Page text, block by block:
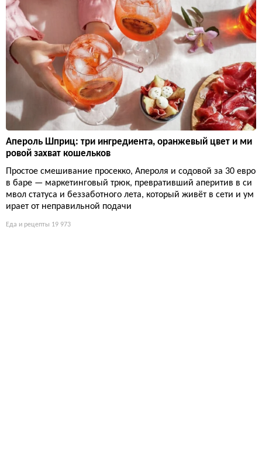
Апероль Шприц: три ингредиента, оранжевый цвет и ми
ровой захват кошельков
Простое смешивание просекко, Апероля и содовой за 30 евро
в баре — маркетинговый трюк, превративший аперитив в си
мвол статуса и беззаботного лета, который живёт в сети и ум
ирает от неправильной подачи
Еда и рецепты 19 973